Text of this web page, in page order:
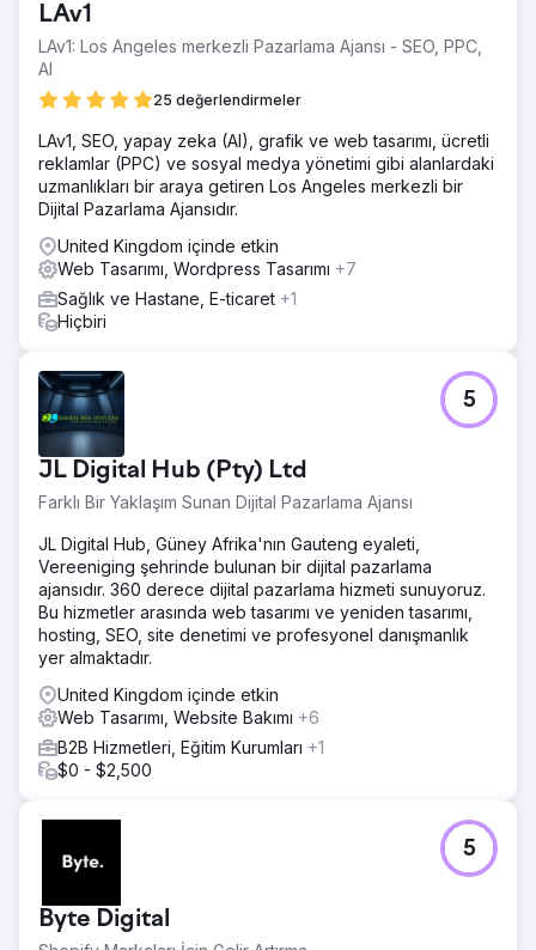
LAv1
LAv1: Los Angeles merkezli Pazarlama Ajansı - SEO, PPC,
AI
25 değerlendirmeler
LAv1, SEO, yapay zeka (AI), grafik ve web tasarımı, ücretli
reklamlar (PPC) ve sosyal medya yönetimi gibi alanlardaki
uzmanlıkları bir araya getiren Los Angeles merkezli bir
Dijital Pazarlama Ajansıdır.
United Kingdom içinde etkin
Web Tasarımı, Wordpress Tasarımı +7
Sağlık ve Hastane, E-ticaret +1
Hiçbiri
JL Digital Hub (Pty) Ltd
Farklı Bir Yaklaşım Sunan Dijital Pazarlama Ajansı
5
JL Digital Hub, Güney Afrika'nın Gauteng eyaleti,
Vereeniging şehrinde bulunan bir dijital pazarlama
ajansıdır. 360 derece dijital pazarlama hizmeti sunuyoruz.
Bu hizmetler arasında web tasarımı ve yeniden tasarımı,
hosting, SEO, site denetimi ve profesyonel danışmanlık
yer almaktadır.
United Kingdom içinde etkin
Web Tasarımı, Website Bakımı +6
B2B Hizmetleri, Eğitim Kurumları +1
$0 - $2,500
Byte Digital
5